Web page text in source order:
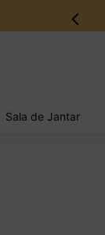
Sala de Jantar